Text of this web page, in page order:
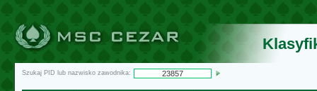
Szukaj PID lub nazwisko zawodnika: